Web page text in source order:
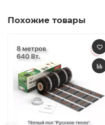
Похожие товары